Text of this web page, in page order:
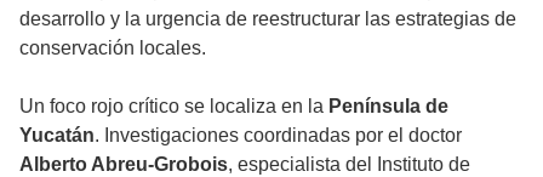
desarrollo y la urgencia de reestructurar las estrategias de
conservación locales.
Un foco rojo crítico se localiza en la Península de
Yucatán. Investigaciones coordinadas por el doctor
Alberto Abreu-Grobois, especialista del Instituto de